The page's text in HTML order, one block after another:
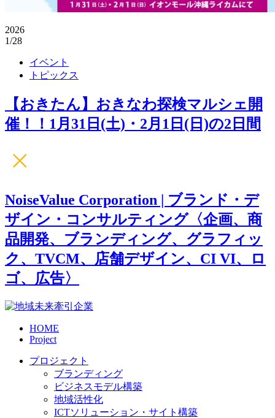
2026
1/28
イベント
トピックス
【おきたん】おきなわ探検マルシェ開
催！！1月31日(土)・2月1日(日)の2日間
NoiseValue Corporation | ブランド・デ
ザイン・コンサルティング〈企画、商
品開発、ブランディング、グラフィッ
ク、TVCM、店舗デザイン、CI VI、ロ
ゴ、広告〉
HOME
Project
プロジェクト
ブランディング
ビジネスモデル構築
地域活性化
ICTソリューション・サイト構築